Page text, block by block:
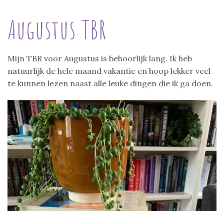
Augustus TBR
Mijn TBR voor Augustus is behoorlijk lang. Ik heb
natuurlijk de hele maand vakantie en hoop lekker veel
te kunnen lezen naast alle leuke dingen die ik ga doen.